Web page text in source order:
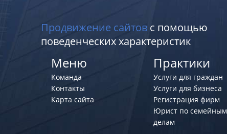
Продвижение сайтовс помощью
поведенческих характеристик
Меню
Команда
Контакты
Карта сайта
Практики
Услуги для граждан
Услуги для бизнеса
Регистрация фирм
Юрист по семейным
делам